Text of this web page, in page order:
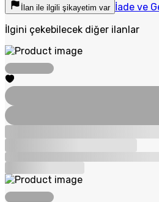
İlan ile ilgili şikayetim var İade ve
İlgini çekebilecek diğer ilanlar